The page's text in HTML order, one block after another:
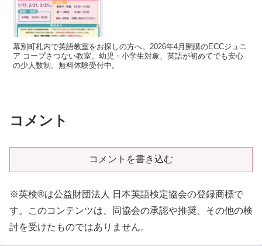
幕別町札内で英語教室をお探しの方へ。2026年4月開講のECCジュニ
ア コープさつない教室。幼児・小学生対象、英語が初めてでも安心
の少人数制。無料体験受付中。
コメント
コメントを書き込む
※英検®は公益財団法人 日本英語検定協会の登録商標で
す。このコンテンツは、同協会の承認や推奨、その他の検
討を受けたものではありません。